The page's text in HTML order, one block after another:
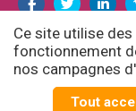
© Fondation
Ce site utilise
fonctionnement
nos campagnes
Tout